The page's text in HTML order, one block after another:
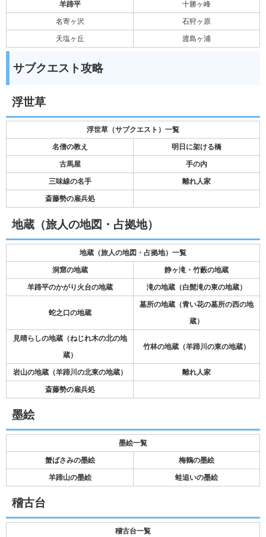
羊蹄平 十勝ヶ峰
名寄ヶ沢 石狩ヶ原
天塩ヶ丘 渡島ヶ浦
サブクエスト攻略
浮世草
浮世草（サブクエスト）一覧
名僧の教え 明日に架ける橋
古馬屋 手の内
三味線の名手 離れ人家
斎藤勢の雇兵処
地蔵（旅人の地図・占拠地）
地蔵（旅人の地図・占拠地）一覧
洞窟の地蔵 静ヶ滝・竹藪の地蔵
羊蹄平のかがり火台の地蔵 滝の地蔵（白髭滝の東の地蔵）
蛇之口の地蔵
墓所の地蔵（青い花の墓所の西の地
蔵）
見晴らしの地蔵（ねじれ木の北の地
蔵）
竹林の地蔵（羊蹄川の東の地蔵）
岩山の地蔵（羊蹄川の北東の地蔵） 離れ人家
斎藤勢の雇兵処
墨絵
墨絵一覧
蟹ばさみの墨絵 梅鶴の墨絵
羊蹄山の墨絵 蛙追いの墨絵
稽古台
稽古台一覧